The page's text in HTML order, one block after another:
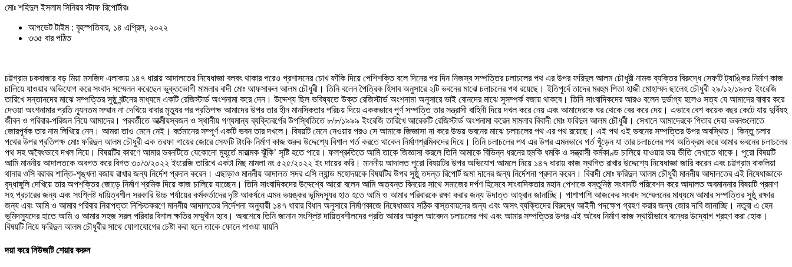
মোঃ শহিদুল ইসলাম সিনিয়র স্টাফ রিপোর্টারঃ
আপডেট টাইম : বৃহস্পতিবার, ১৪ এপ্রিল, ২০২২
৩৩৫ বার পঠিত
চট্টগ্রাম চকবাজার বড় মিয়া মসজিদ এলাকায় ১৪৭ ধারায় আদালতের নিষেধাজ্ঞা বলবৎ থাকার পরেও প্রশাসনের চোখ ফাঁকি দিয়ে পেশিশক্তি বলে দিনের পর দিন নিজস্ব সম্পত্তির চলাচলের পথ এর উপর ফরিদুল আলম চৌধুরী নামক ব্যক্তির বিরুদ্ধে সেফটি ট্যাঙ্কির নির্মাণ কাজ
চালিয়ে যাওয়ার অভিযোগ করে সংবাদ সম্মেলন করেছেন ভুক্তভোগী মামলার বাদী মোঃ আফসারুল আলম চৌধুরী। তিনি বলেন পৈত্রিক হিসাব অনুসারে ২টি ভবনের মাঝে চলাচলের পথ রয়েছে। ইতিপূর্বে তাদের মরহুম পিতা হাজী মোহাম্মদ ছালেহ চৌধুরী ২৯/১২/১৯৮৫ ইংরেজি
তারিখে সন্তানদের মাঝে সম্পত্তির সুষ্ঠু বন্টনের মাধ্যমে একটি রেজিস্টার্ড অংশনামা করে দেন। উদ্দেশ্য ছিল ভবিষ্যতে উক্ত রেজিস্টার্ড অংশনামা অনুসারে ভাই বোনদের মাঝে সুসম্পর্ক বজায় থাকবে। তিনি সাংবাদিকদের আরও বলেন দুর্ভাগ্য হলেও সত্য যে আমাদের বাবার করে
দেওয়া অংশনামার প্রতি ন্যূনতম সম্মান না দেখিয়ে বাবার মৃত্যুর পর প্রতিপক্ষ আমাদের উপর তার হীন মানসিকতার পরিচয় দিয়ে এককভাবে পূর্ণ সম্পত্তি তার সন্ত্রাসী বাহিনী দিয়ে দখল করে নেয় এবং আমাদেরকে ঘর থেকে বের করে দেয়। এভাবে বেশ কয়েক বছর কেটে যায় দুর্বিষহ
জীবন ও পরিবার-পরিজন নিয়ে আমাদের। পরবর্তীতে আত্মীয়স্বজন ও স্থানীয় গণ্যমান্য ব্যক্তিবর্গের উপস্থিতিতে ৮/৮/১৯৯৯ ইংরেজি তারিখে আরেকটি রেজিস্টার্ড অংশনামা করেন মামলার বিবাদী মোঃ ফরিদুল আলম চৌধুরী। সেখানে আমাদেরকে পিতার দেয়া ভবনগুলোতে
জোরপূর্বক তার নাম লিখিয়ে নেন। আমরা তাও মেনে নেই। বর্তমানের সম্পূর্ণ একটি ভবন তার দখলে। বিষয়টি মেনে নেওয়ার পরও সে আমাকে জিজ্ঞাসা না করে উভয় ভবনের মাঝে চলাচলের পথ এর পথ রয়েছে। এই পথ ওই ভবনের সম্পত্তির উপর অবস্থিত। কিন্তু চলার
পথের উপর প্রতিপক্ষ মোঃ ফরিদুল আলম চৌধুরী এক তরফা গায়ের জোরে সেফটি টাংকি নির্মাণ কাজ শুরুর উদ্দেশ্যে বিশাল গর্ত করতে থাকেন নির্মাণশ্রমিকদের দিয়ে। তিনি চলাচলের পথ এর উপর এমনভাবে গর্ত খুঁড়েন যা তার চলাচলের পথ অতিক্রম করে আমার ভবনের চলাচলের
পথ সহ অবৈধভাবে দখল নিয়ে। বিষয়টির কারণে আমার ভবনটিতে যেকোনো মুহূর্তে মারাত্মক ঝুঁকি’ সৃষ্টি হতে পারে। ফলশ্রুতিতে আমি তাকে জিজ্ঞাসা করলে তিনি আমাকে বিভিন্ন ধরনের হুমকি ধমকি ও সন্ত্রাসী কর্মকাণ্ড চালিয়ে যাওয়ার ভয় ভীতি দেখাতে থাকে। পুরো বিষয়টি
আমি মাননীয় আদালতকে অবগত করে বিগত ৩০/৩/২০২২ ইংরেজি তারিখে একটা মিছ মামলা নং ৫২৫/২০২২ ইং দায়ের করি। মাননীয় আদালত পুরো বিষয়টির উপর অভিযোগ আমলে নিয়ে ১৪৭ ধারায় কাজ স্থগিত রাখার উদ্দেশ্যে নিষেধাজ্ঞা জারি করেন এবং চট্টগ্রাম বাকলিয়া
থানার ওসি বরাবর শান্তি-শৃঙ্খলা বজায় রাখার জন্য নির্দেশ প্রদান করেন। এছাড়াও মাননীয় আদালত সদর এসি ল্যান্ড মহোদয়কে বিষয়টির উপর সুষ্ঠু তদন্ত রিপোর্ট জমা দানের জন্য নির্দেশনা প্রদান করেন। বিবাদী মোঃ ফরিদুল আলম চৌধুরী মাননীয় আদালতের এই নিষেধাজ্ঞাকে
বৃদ্ধাঙ্গুলি দেখিয়ে তার অপশক্তির জোড়ে নির্মাণ শ্রমিক দিয়ে কাজ চালিয়ে যাচ্ছেন। তিনি সাংবাদিকদের উদ্দেশ্যে আরো বলেন আমি অত্যন্ত বিনয়ের সাথে সমাজের দর্পণ হিসেবে সাংবাদিকতার মহান পেশাকে বস্তুনিষ্ঠ সংবাদটি পরিবেশন করে আদালত অবমাননার বিষয়টি প্রমাণ
সহ প্রচারের জন্য এবং সংশ্লিষ্ট দায়িত্বশীল সরকারি উচ্চ পর্যায়ের কর্মকর্তাদের দৃষ্টি আকর্ষনে এমন ভয়ঙ্কর ভূমিদস্যুর হাত হতে আমি ও আমার পরিবারকে রক্ষা করার জন্য উদাত্ত আহ্বান জানাচ্ছি। পাশাপাশি আজকের সংবাদ সম্মেলনের মাধ্যমে আমার সম্পত্তির সুষ্ঠু রক্ষার
জন্য এবং আমি ও আমার পরিবার নিরাপত্তা নিশ্চিতকরণে মাননীয় আদালতের নির্দেশনা অনুযায়ী ১৪৭ ধারার বিধান অনুসারে নির্মাণকাজে নিষেধাজ্ঞার সঠিক বাস্তবায়নের জন্য এবং অসৎ ব্যক্তিদের বিরুদ্ধে আইনী পদক্ষেপ গ্রহণ করার জন্য জোর দাবি জানাচ্ছি। নতুবা এ হেন
ভূমিদস্যুদের হাতে আমি ও আমার সহজ সরল পরিবার বিশাল ক্ষতির সম্মুখীন হবে। অবশেষে তিনি জানান সংশ্লিষ্ট দায়িত্বশীলদের প্রতি আমার আকুল আবেদন চলাচলের পথ এবং আমার সম্পত্তির উপর এই অবৈধ নির্মাণ কাজ স্থায়ীভাবে বন্ধের উদ্যোগ গ্রহণ করা হোক।
বিষয়টি নিয়ে ফরিদুল আলম চৌধূরীর সাথে যোগাযোগের চেষ্টা করা হলে তাকে ফোনে পাওয়া যায়নি
দয়া করে নিউজটি শেয়ার করুন